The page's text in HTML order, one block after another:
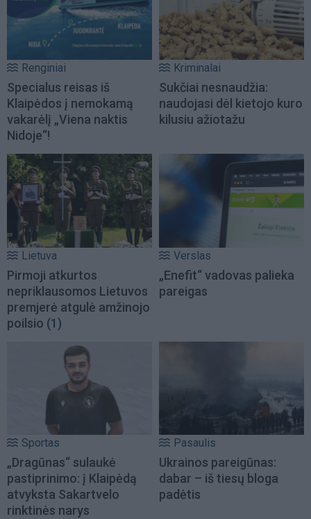
Renginiai
Specialus reisas iš
Klaipėdos į nemokamą
vakarėlį „Viena naktis
Nidoje“!
Kriminalai
Sukčiai nesnaudžia:
naudojasi dėl kietojo kuro
kilusiu ažiotažu
Lietuva
Pirmoji atkurtos
nepriklausomos Lietuvos
premjerė atgulė amžinojo
poilsio (1)
Verslas
„Enefit“ vadovas palieka
pareigas
Sportas
„Dragūnas“ sulaukė
pastiprinimo: į Klaipėdą
atvyksta Sakartvelo
rinktinės narys
Pasaulis
Ukrainos pareigūnas:
dabar – iš tiesų bloga
padėtis